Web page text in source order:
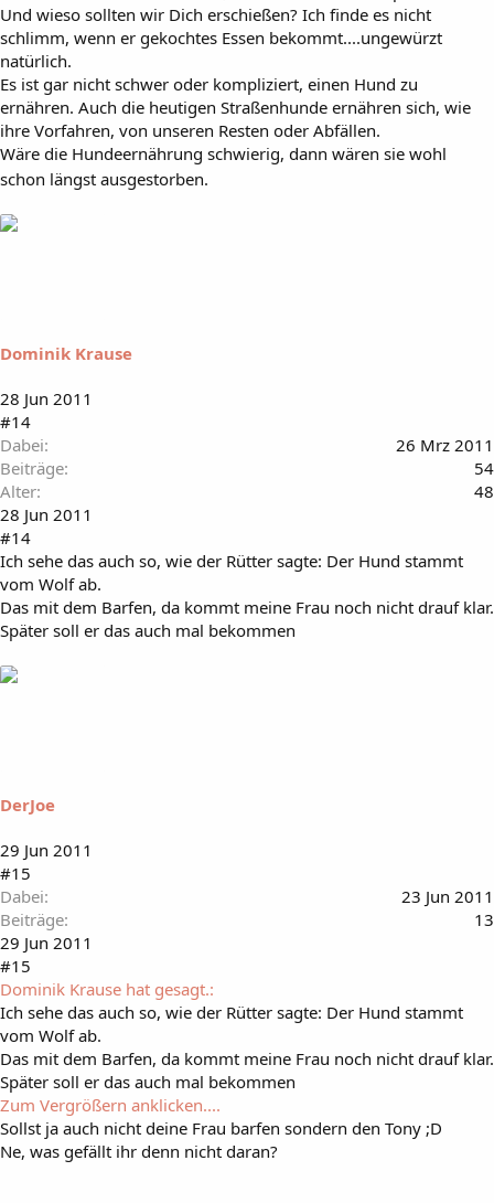
Und wieso sollten wir Dich erschießen? Ich finde es nicht
schlimm, wenn er gekochtes Essen bekommt....ungewürzt
natürlich.
Es ist gar nicht schwer oder kompliziert, einen Hund zu
ernähren. Auch die heutigen Straßenhunde ernähren sich, wie
ihre Vorfahren, von unseren Resten oder Abfällen.
Wäre die Hundeernährung schwierig, dann wären sie wohl
schon längst ausgestorben.
Dominik Krause
28 Jun 2011
#14
Dabei
26 Mrz 2011
Beiträge
54
Alter
48
28 Jun 2011
#14
Ich sehe das auch so, wie der Rütter sagte: Der Hund stammt
vom Wolf ab.
Das mit dem Barfen, da kommt meine Frau noch nicht drauf klar.
Später soll er das auch mal bekommen
DerJoe
29 Jun 2011
#15
Dabei
23 Jun 2011
Beiträge
13
29 Jun 2011
#15
Dominik Krause hat gesagt.:
Ich sehe das auch so, wie der Rütter sagte: Der Hund stammt
vom Wolf ab.
Das mit dem Barfen, da kommt meine Frau noch nicht drauf klar.
Später soll er das auch mal bekommen
Zum Vergrößern anklicken....
Sollst ja auch nicht deine Frau barfen sondern den Tony ;D
Ne, was gefällt ihr denn nicht daran?